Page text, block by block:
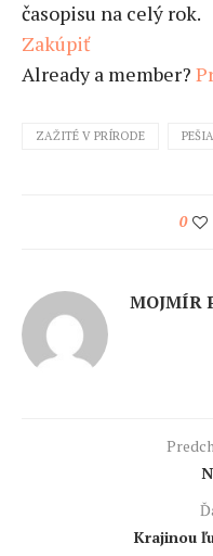
časopisu na celý rok.
Zakúpiť
Already a member?
ZAŽITÉ V PRÍRODE
0
MOJMÍR
Krajinou